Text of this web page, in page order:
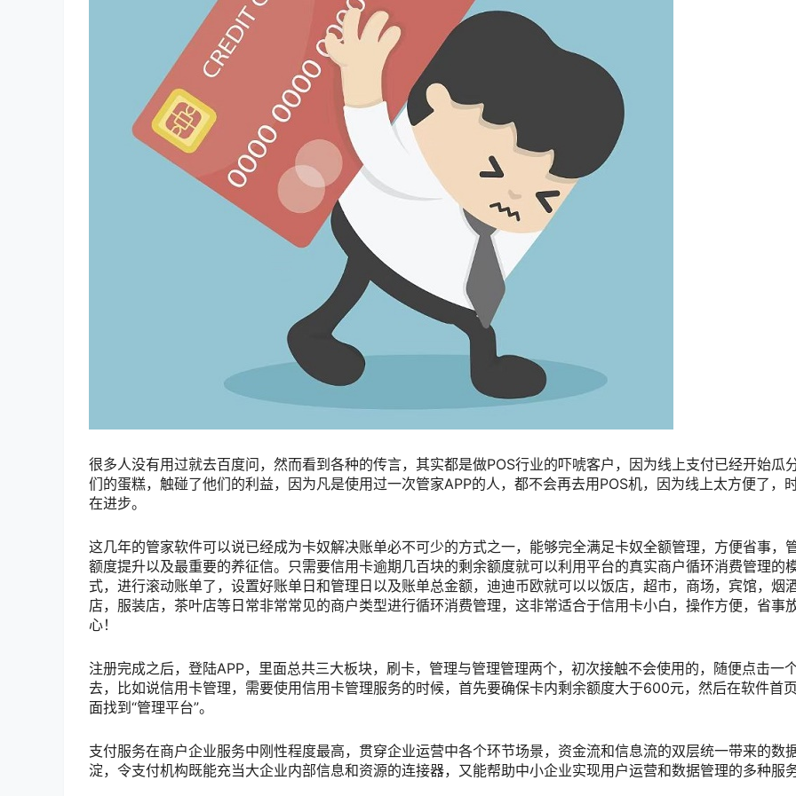
很多人没有用过就去百度问，然而看到各种的传言，其实都是做POS行业的吓唬客户，因为线上支付已经开始瓜
们的蛋糕，触碰了他们的利益，因为凡是使用过一次管家APP的人，都不会再去用POS机，因为线上太方便了，
在进步。
这几年的管家软件可以说已经成为卡奴解决账单必不可少的方式之一，能够完全满足卡奴全额管理，方便省事，
额度提升以及最重要的养征信。只需要信用卡逾期几百块的剩余额度就可以利用平台的真实商户循环消费管理的
式，进行滚动账单了，设置好账单日和管理日以及账单总金额，迪迪币欧就可以以饭店，超市，商场，宾馆，烟
店，服装店，茶叶店等日常非常常见的商户类型进行循环消费管理，这非常适合于信用卡小白，操作方便，省事
心！
注册完成之后，登陆APP，里面总共三大板块，刷卡，管理与管理管理两个，初次接触不会使用的，随便点击一
去，比如说信用卡管理，需要使用信用卡管理服务的时候，首先要确保卡内剩余额度大于600元，然后在软件首
面找到“管理平台”。
支付服务在商户企业服务中刚性程度最高，贯穿企业运营中各个环节场景，资金流和信息流的双层统一带来的数
淀，令支付机构既能充当大企业内部信息和资源的连接器，又能帮助中小企业实现用户运营和数据管理的多种服务